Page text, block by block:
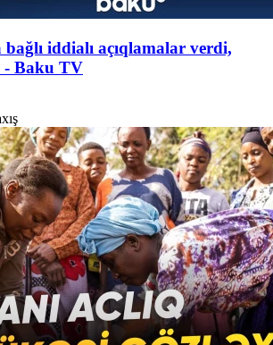
iddialı açıqlamalar verdi,
- Baku TV